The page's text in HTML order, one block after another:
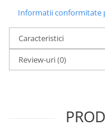
Sintetizatoare
Standuri si stative de
Subwoofere de studio
Accesorii pentru lumini
Informatii conformitate
Caracteristici
Review-uri(0)